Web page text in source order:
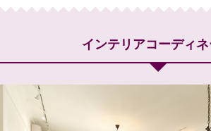
インテリアコーディネ